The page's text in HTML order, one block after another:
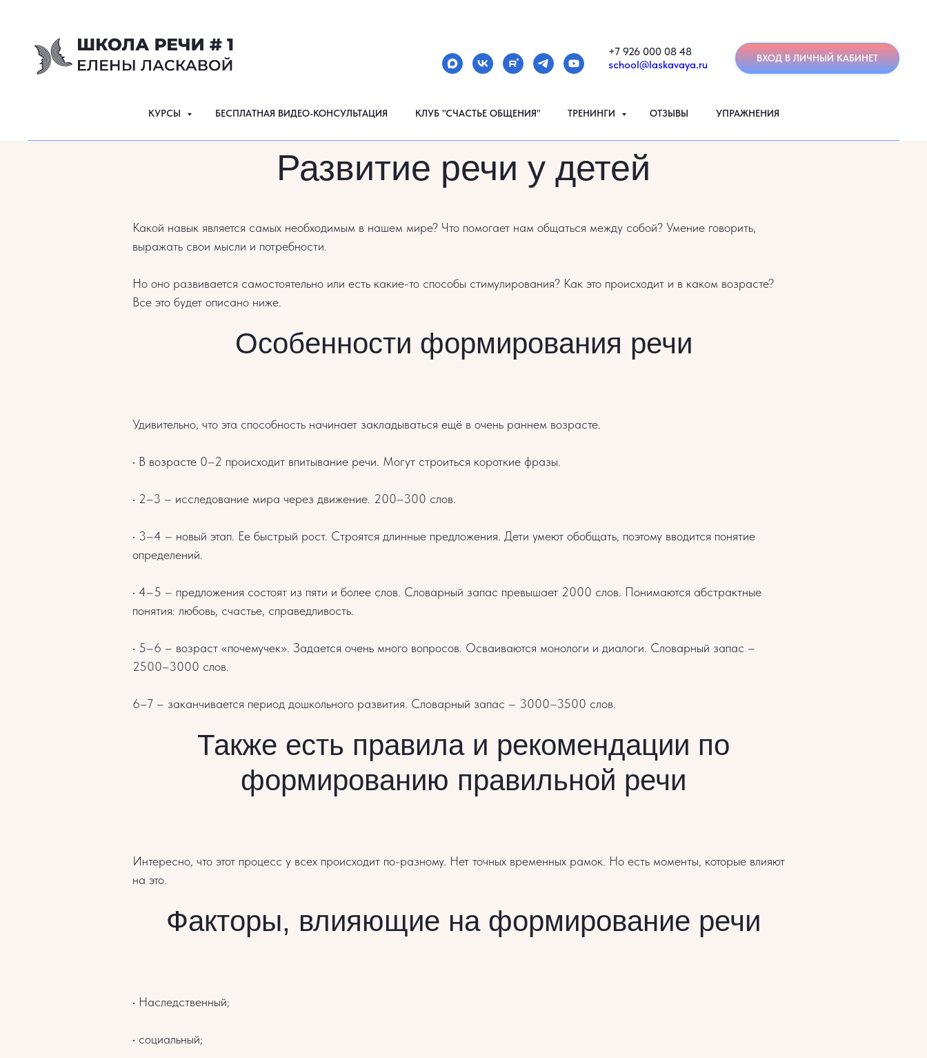
+7 926 000 08 48
school@laskavaya.ru
ВХОД В ЛИЧНЫЙ КАБИНЕТ
КУРСЫ БЕСПЛАТНАЯ ВИДЕО-КОНСУЛЬТАЦИЯ КЛУБ "СЧАСТЬЕ ОБЩЕНИЯ" ТРЕНИНГИ ОТЗЫВЫ УПРАЖНЕНИЯ
Развитие речи у детей
Какой навык является самых необходимым в нашем мире? Что помогает нам общаться между собой? Умение говорить,
выражать свои мысли и потребности.
Но оно развивается самостоятельно или есть какие-то способы стимулирования? Как это происходит и в каком возрасте?
Все это будет описано ниже.
Особенности формирования речи
Удивительно, что эта способность начинает закладываться ещё в очень раннем возрасте.
• В возрасте 0–2 происходит впитывание речи. Могут строиться короткие фразы.
• 2–3 – исследование мира через движение. 200–300 слов.
• 3–4 – новый этап. Ее быстрый рост. Строятся длинные предложения. Дети умеют обобщать, поэтому вводится понятие
определений.
• 4–5 – предложения состоят из пяти и более слов. Словарный запас превышает 2000 слов. Понимаются абстрактные
понятия: любовь, счастье, справедливость.
• 5–6 – возраст «почемучек». Задается очень много вопросов. Осваиваются монологи и диалоги. Словарный запас –
2500–3000 слов.
6–7 – заканчивается период дошкольного развития. Словарный запас – 3000–3500 слов.
Также есть правила и рекомендации по
формированию правильной речи
Интересно, что этот процесс у всех происходит по-разному. Нет точных временных рамок. Но есть моменты, которые влияют
на это.
Факторы, влияющие на формирование речи
• Наследственный;
• социальный;